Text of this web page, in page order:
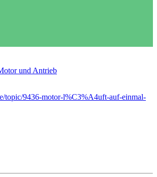
und Antrieb
topic/9436-motor-l%C3%A4uft-auf-einmal-